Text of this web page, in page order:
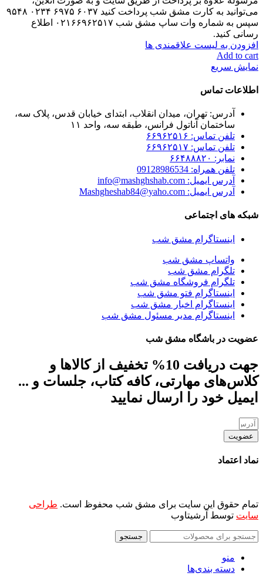
می‌توانید به کارت مشق شب پرداخت کنید ۶۰۳۷ ۶۹۷۵ ۰۲۳۴ ۹۵۴۸
سپس به شماره وات ساپ مشق شب ۰۲۱۶۶۹۶۲۵۱۷ اطلاع
رسانی کنید.
افزودن به لیست علاقمندی ها
Add to cart
نمایش سریع
اطلاعات تماس
آدرس: تهران، میدان انقلاب، ابتدای خیابان قدس، پلاک سه،
ساختمان آناتول فرانس، طبقه سه، واحد ۱۱
تلفن تماس: ۶۶۹۶۲۵۱۶
تلفن تماس: ۶۶۹۶۲۵۱۷
نمابر: ۶۶۴۸۸۸۲۰
تلفن همراه: 09128986534
آدرس ایمیل: info@mashghshab.com
آدرس ایمیل: Mashgheshab84@yaho.com
شبکه های اجتماعی
اینستاگرام مشق شب
واتساپ مشق شب
تلگرام مشق شب
تلگرام فروشگاه مشق شب
اینستاگرام فتو مشق شب
اینستاگرام اخبار مشق شب
اینستاگرام مدیر مسئول مشق شب
عضویت در باشگاه مشق شب
جهت دریافت 10% تخفیف از کالاها و
کلاس‌های مهارتی، کافه کتاب، جلسات و ...
ایمیل خود را ارسال نمایید
عضویت
نماد اعتماد
تمام حقوق این سایت برای مشق شب محفوظ است. طراحی
سایت توسط آرشیتاوب
جستجو
منو
دسته بندی‌ها